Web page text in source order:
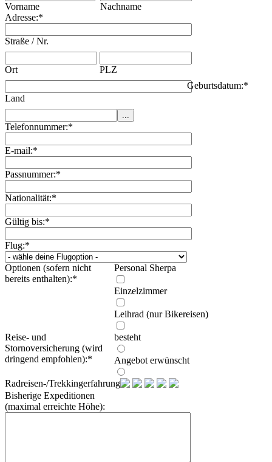
Vorname
Nachname
Adresse:*
Straße / Nr.
Ort PLZ
Land
Geburtsdatum:*
Telefonnummer:*
E-mail:*
Passnummer:*
Nationalität:*
Gültig bis:*
Flug:*
Optionen (sofern nicht
bereits enthalten):*
Personal Sherpa
Einzelzimmer
Leihrad (nur Bikereisen)
Reise- und
Stornoversicherung (wird
dringend empfohlen):*
besteht
Angebot erwünscht
Radreisen-/Trekkingerfahrung:
Bisherige Expeditionen
(maximal erreichte Höhe):